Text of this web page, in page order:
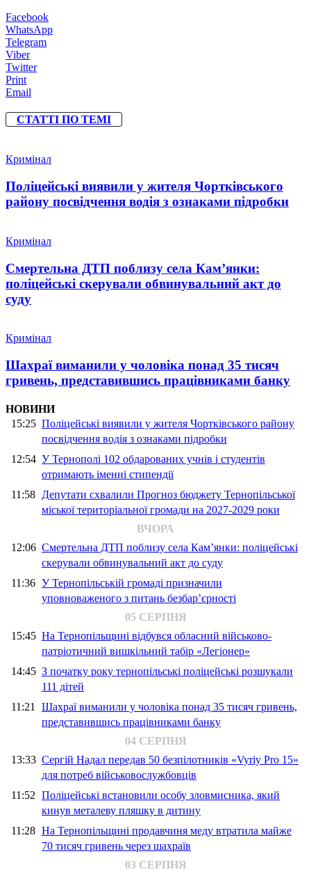
Facebook
WhatsApp
Telegram
Viber
Twitter
Print
Email
СТАТТІ ПО ТЕМІ
Кримінал
Поліцейські виявили у жителя Чортківського
району посвідчення водія з ознаками підробки
Кримінал
Смертельна ДТП поблизу села Кам’янки:
поліцейські скерували обвинувальний акт до
суду
Кримінал
Шахраї виманили у чоловіка понад 35 тисяч
гривень, представившись працівниками банку
НОВИНИ
15:25 Поліцейські виявили у жителя Чортківського району
посвідчення водія з ознаками підробки
12:54 У Тернополі 102 обдарованих учнів і студентів
отримають іменні стипендії
11:58 Депутати схвалили Прогноз бюджету Тернопільської
міської територіальної громади на 2027-2029 роки
ВЧОРА
12:06 Смертельна ДТП поблизу села Кам’янки: поліцейські
скерували обвинувальний акт до суду
11:36 У Тернопільській громаді призначили
уповноваженого з питань безбар’єрності
05 СЕРПНЯ
15:45 На Тернопільщині відбувся обласний військово-
патріотичний вишкільний табір «Легіонер»
14:45 З початку року тернопільські поліцейські розшукали
111 дітей
11:21 Шахраї виманили у чоловіка понад 35 тисяч гривень,
представившись працівниками банку
04 СЕРПНЯ
13:33 Сергій Надал передав 50 безпілотників «Vyriy Pro 15»
для потреб військовослужбовців
11:52 Поліцейські встановили особу зловмисника, який
кинув металеву пляшку в дитину
11:28 На Тернопільщині продавчиня меду втратила майже
70 тисяч гривень через шахраїв
03 СЕРПНЯ